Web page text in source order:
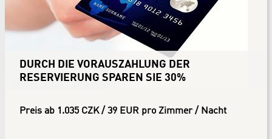
DURCH DIE VORAUSZAHLUNG DER
RESERVIERUNG SPAREN SIE 30%
Preis ab 1.035 CZK / 39 EUR pro Zimmer / Nacht